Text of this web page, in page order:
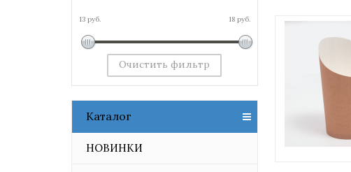
13 руб. 18 руб.
Очистить фильтр
Каталог
НОВИНКИ